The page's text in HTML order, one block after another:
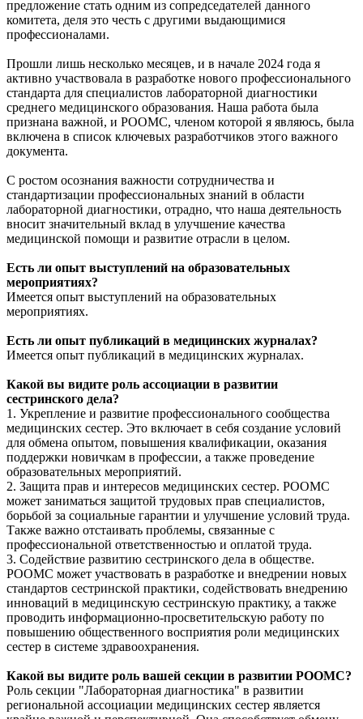
предложение стать одним из сопредседателей данного
комитета, деля это честь с другими выдающимися
профессионалами.
Прошли лишь несколько месяцев, и в начале 2024 года я
активно участвовала в разработке нового профессионального
стандарта для специалистов лабораторной диагностики
среднего медицинского образования. Наша работа была
признана важной, и РООМС, членом которой я являюсь, была
включена в список ключевых разработчиков этого важного
документа.
С ростом осознания важности сотрудничества и
стандартизации профессиональных знаний в области
лабораторной диагностики, отрадно, что наша деятельность
вносит значительный вклад в улучшение качества
медицинской помощи и развитие отрасли в целом.
Есть ли опыт выступлений на образовательных
мероприятиях?
Имеется опыт выступлений на образовательных
мероприятиях.
Есть ли опыт публикаций в медицинских журналах?
Имеется опыт публикаций в медицинских журналах.
Какой вы видите роль ассоциации в развитии
сестринского дела?
1. Укрепление и развитие профессионального сообщества
медицинских сестер. Это включает в себя создание условий
для обмена опытом, повышения квалификации, оказания
поддержки новичкам в профессии, а также проведение
образовательных мероприятий.
2. Защита прав и интересов медицинских сестер. РООМС
может заниматься защитой трудовых прав специалистов,
борьбой за социальные гарантии и улучшение условий труда.
Также важно отстаивать проблемы, связанные с
профессиональной ответственностью и оплатой труда.
3. Содействие развитию сестринского дела в обществе.
РООМС может участвовать в разработке и внедрении новых
стандартов сестринской практики, содействовать внедрению
инноваций в медицинскую сестринскую практику, а также
проводить информационно-просветительскую работу по
повышению общественного восприятия роли медицинских
сестер в системе здравоохранения.
Какой вы видите роль вашей секции в развитии РООМС?
Роль секции "Лабораторная диагностика" в развитии
региональной ассоциации медицинских сестер является